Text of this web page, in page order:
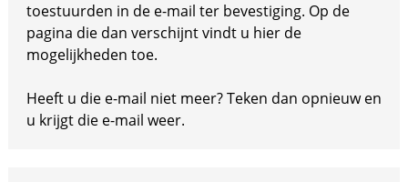
toestuurden in de e-mail ter bevestiging. Op de
pagina die dan verschijnt vindt u hier de
mogelijkheden toe.
Heeft u die e-mail niet meer? Teken dan opnieuw en
u krijgt die e-mail weer.